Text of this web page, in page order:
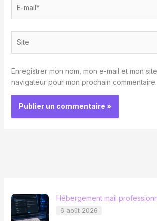
mail*
Enregistrer mon nom, mon e-mail et mon
navigateur pour mon prochain commentaire.
Hébergement mail
6 août 2026